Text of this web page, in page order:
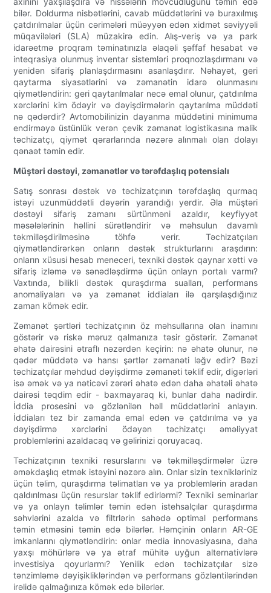
bilər. Doldurma nisbətlərini, cavab müddətlərini və buraxılmış
çatdırılmalar üçün cərimələri müəyyən edən xidmət səviyyəli
müqavilələri (SLA) müzakirə edin. Alış-veriş və ya park
idarəetmə proqram təminatınızla əlaqəli şəffaf hesabat və
inteqrasiya olunmuş inventar sistemləri proqnozlaşdırmanı və
yenidən sifariş planlaşdırmasını asanlaşdırır. Nəhayət, geri
qaytarma siyasətlərini və zəmanətin idarə olunmasını
qiymətləndirin: geri qaytarılmalar necə emal olunur, çatdırılma
xərclərini kim ödəyir və dəyişdirmələrin qaytarılma müddəti
nə qədərdir? Avtomobilinizin dayanma müddətini minimuma
endirməyə üstünlük verən çevik zəmanət logistikasına malik
təchizatçı, qiymət qərarlarında nəzərə alınmalı olan dolayı
qənaət təmin edir.
Müştəri dəstəyi, zəmanətlər və tərəfdaşlıq potensialı
Satış sonrası dəstək və təchizatçının tərəfdaşlıq qurmaq
istəyi uzunmüddətli dəyərin yarandığı yerdir. Əla müştəri
dəstəyi sifariş zamanı sürtünməni azaldır, keyfiyyət
məsələlərinin həllini sürətləndirir və məhsulun davamlı
təkmilləşdirilməsinə töhfə verir. Təchizatçıları
qiymətləndirərkən onların dəstək strukturlarını araşdırın:
onların xüsusi hesab meneceri, texniki dəstək qaynar xətti və
sifariş izləmə və sənədləşdirmə üçün onlayn portalı varmı?
Vaxtında, bilikli dəstək quraşdırma sualları, performans
anomaliyaları və ya zəmanət iddiaları ilə qarşılaşdığınız
zaman kömək edir.
Zəmanət şərtləri təchizatçının öz məhsullarına olan inamını
göstərir və riskə məruz qalmanıza təsir göstərir. Zəmanət
əhatə dairəsini ətraflı nəzərdən keçirin: nə əhatə olunur, nə
qədər müddətə və hansı şərtlər zəmanəti ləğv edir? Bəzi
təchizatçılar məhdud dəyişdirmə zəmanəti təklif edir, digərləri
isə əmək və ya nəticəvi zərəri əhatə edən daha əhatəli əhatə
dairəsi təqdim edir - baxmayaraq ki, bunlar daha nadirdir.
İddia prosesini və gözlənilən həll müddətlərini anlayın.
İddiaları tez bir zamanda emal edən və çatdırılma və ya
dəyişdirmə xərclərini ödəyən təchizatçı əməliyyat
problemlərini azaldacaq və gəlirinizi qoruyacaq.
Təchizatçının texniki resurslarını və təkmilləşdirmələr üzrə
əməkdaşlıq etmək istəyini nəzərə alın. Onlar sizin texnikləriniz
üçün təlim, quraşdırma təlimatları və ya problemlərin aradan
qaldırılması üçün resurslar təklif edirlərmi? Texniki seminarlar
və ya onlayn təlimlər təmin edən istehsalçılar quraşdırma
səhvlərini azalda və filtrlərin sahədə optimal performans
təmin etməsini təmin edə bilərlər. Həmçinin onların AR-GE
imkanlarını qiymətləndirin: onlar media innovasiyasına, daha
yaxşı möhürlərə və ya ətraf mühitə uyğun alternativlərə
investisiya qoyurlarmı? Yenilik edən təchizatçılar sizə
tənzimləmə dəyişikliklərindən və performans gözləntilərindən
irəlidə qalmağınıza kömək edə bilərlər.